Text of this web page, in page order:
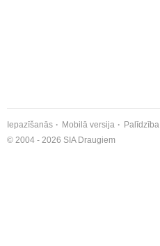
Iepazīšanās Mobilā versija Palīdzība
© 2004 - 2026 SIA Draugiem